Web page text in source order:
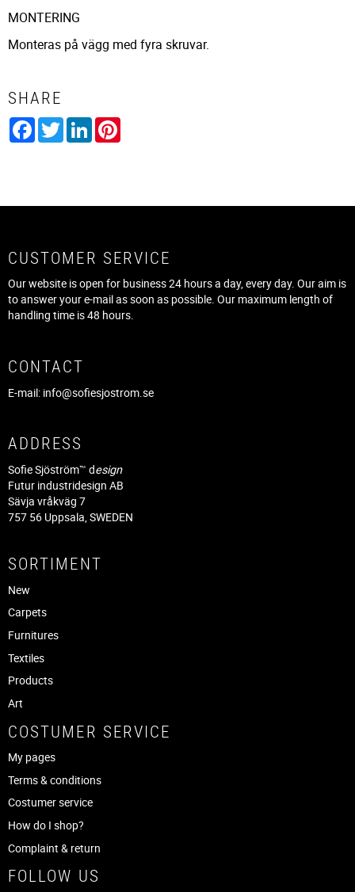
MONTERING
Monteras på vägg med fyra skruvar.
SHARE
Facebook
TwitterLinkedIn
CUSTOMER SERVICE
Our website is open for business 24 hours a day, every day. Our aim is
to answer your e-mail as soon as possible. Our maximum length of
handling time is 48 hours.
CONTACT
E-mail: info@sofiesjostrom.se
ADDRESS
Sofie Sjöström™ design
Futur industridesign AB
Sävja vråkväg 7
757 56 Uppsala, SWEDEN
SORTIMENT
New
Carpets
Furnitures
Textiles
Products
Art
COSTUMER SERVICE
My pages
Terms & conditions
Costumer service
How do I shop?
Complaint & return
FOLLOW US